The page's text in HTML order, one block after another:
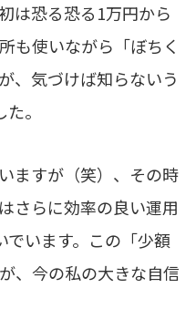
は恐る恐る1万円から
も使いながら「ぼちく
、気づけば知らないう
。
ますが（笑）、その時
さらに効率の良い運用
でいます。この「少額
、今の私の大きな自信